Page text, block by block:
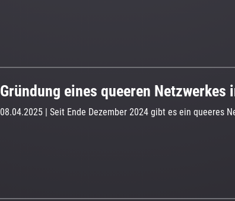
Gründung eines queeren Netzwerkes
08.04.2025 | Seit Ende Dezember 2024 gibt es ein queeres